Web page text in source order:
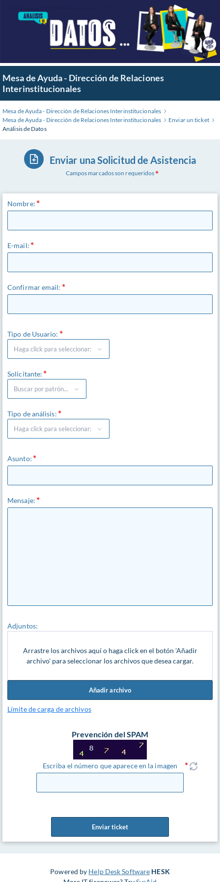
Mesa de Ayuda - Dirección de Relaciones
Interinstitucionales
Mesa de Ayuda - Dirección de Relaciones Interinstitucionales
Mesa de Ayuda - Dirección de Relaciones Interinstitucionales
Enviar un ticket
Análisis de Datos
Enviar una Solicitud de Asistencia
Campos marcados son requeridos
Nombre:
E-mail:
Confirmar email:
Tipo de Usuario:
Solicitante:
Tipo de análisis:
Asunto:
Mensaje:
Adjuntos:
Arrastre los archivos aquí o haga click en el botón 'Añadir
archivo' para seleccionar los archivos que desea cargar.
Añadir archivo
Límite de carga de archivos
Prevención del SPAM
Escriba el número que aparece en la imagen
Enviar ticket
Powered by Help Desk Software HESK